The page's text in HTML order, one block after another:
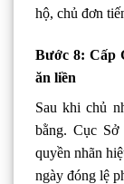
hộ, chủ đơn
Bước 8: Cấp
ăn liền
Sau khi chủ
bằng. Cục
quyền nhãn
ngày đóng lệ